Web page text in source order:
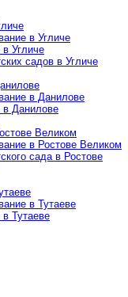
в Угличе
Угличе
садов в Угличе
в Данилове
Данилове
Великом
в Ростове Великом
сада в Ростове
в Тутаеве
Тутаеве